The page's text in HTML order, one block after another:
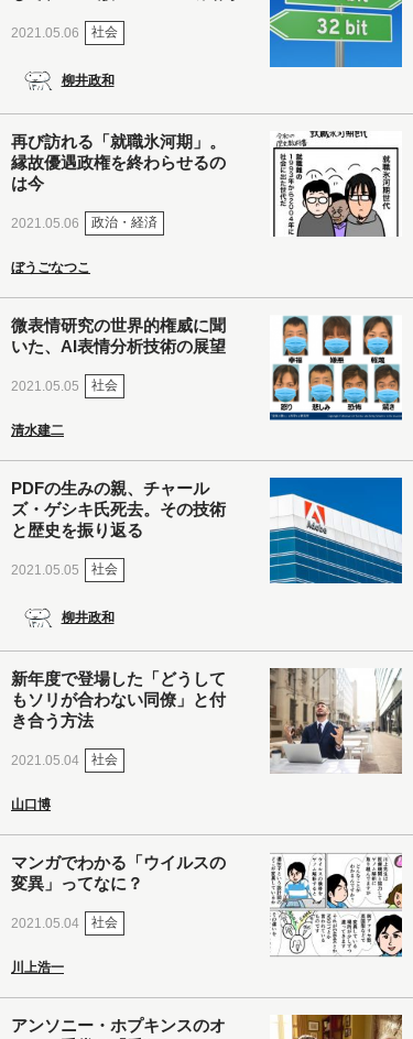
2021.05.06 社会
柳井政和
再び訪れる「就職氷河期」。
縁故優遇政権を終わらせるの
は今
2021.05.06 政治・経済
ぼうごなつこ
微表情研究の世界的権威に聞
いた、AI表情分析技術の展望
2021.05.05 社会
清水建二
PDFの生みの親、チャール
ズ・ゲシキ氏死去。その技術
と歴史を振り返る
2021.05.05 社会
柳井政和
新年度で登場した「どうして
もソリが合わない同僚」と付
き合う方法
2021.05.04 社会
山口博
マンガでわかる「ウイルスの
変異」ってなに？
2021.05.04 社会
川上浩一
アンソニー・ホプキンスのオ